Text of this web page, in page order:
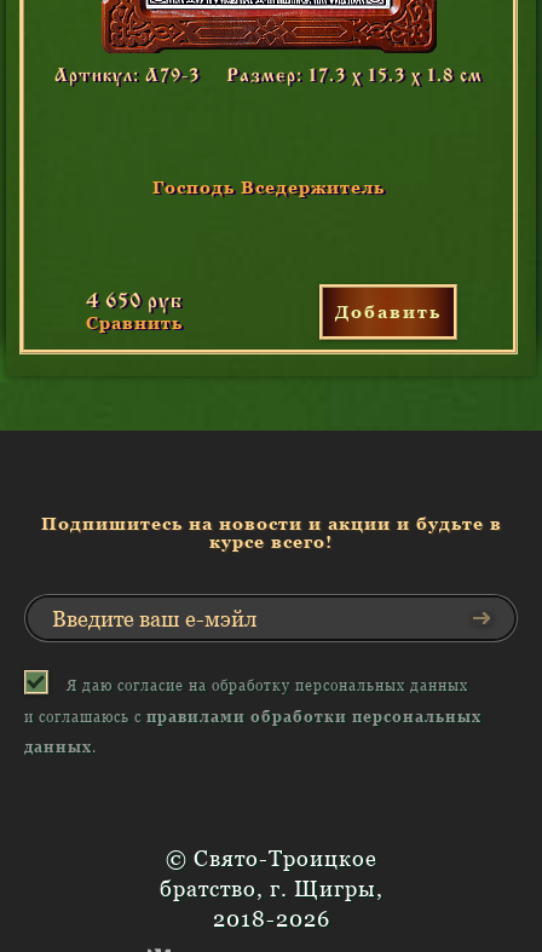
Артикул: А79-3 Размер: 17.3 х 15.3 х 1.8 см
Господь Вседержитель
4 650 руб
Сравнить
Добавить
Подпишитесь на новости и акции и будьте в
курсе всего!
Я даю согласие на обработку персональных данных
и соглашаюсь с правилами обработки персональных
данных.
© Свято-Троицкое
братство, г. Щигры,
2018-2026